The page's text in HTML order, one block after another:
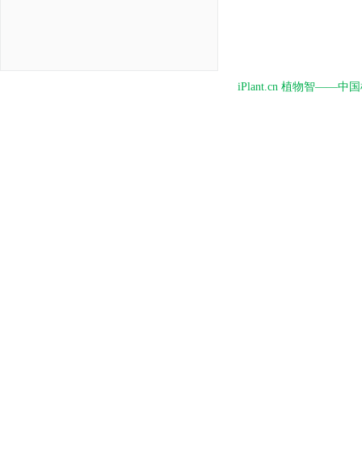
iPlant.cn 植物智——中国